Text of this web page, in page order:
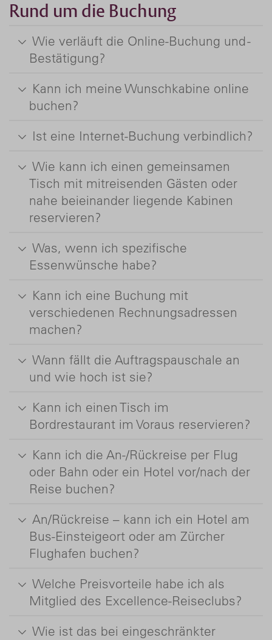
Rund um die Buchung
Wie verläuft die Online-Buchung und -
Bestätigung?
Kann ich meine Wunschkabine online
buchen?
Ist eine Internet-Buchung verbindlich?
Wie kann ich einen gemeinsamen
Tisch mit mitreisenden Gästen oder
nahe beieinander liegende Kabinen
reservieren?
Was, wenn ich spezifische
Essenwünsche habe?
Kann ich eine Buchung mit
verschiedenen Rechnungsadressen
machen?
Wann fällt die Auftragspauschale an
und wie hoch ist sie?
Kann ich einen Tisch im
Bordrestaurant im Voraus reservieren?
Kann ich die An-/Rückreise per Flug
oder Bahn oder ein Hotel vor/nach der
Reise buchen?
An/Rückreise – kann ich ein Hotel am
Bus-Einsteigeort oder am Zürcher
Flughafen buchen?
Welche Preisvorteile habe ich als
Mitglied des Excellence-Reiseclubs?
Wie ist das bei eingeschränkter